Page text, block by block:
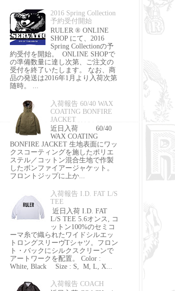
2016 Spring Collection
予約受付開始
RULER ® ONLINE
SHOP にて、2016
Spring Collectionの予
約受付を開始。 ONLINE SHOPで
の準備数量に達し次第、ご注文の
受付を終了いたします。 なお、商
品の発送は2016年1月より入荷次第
随時。 ...
入荷報告 60/40 WAX
COATING BONFIRE
JACKET
近日入荷 60/40
WAX COATING
BONFIRE JACKET 生地表面にワッ
クスコーティングを施したポリエ
ステル／コットン混合生地で作製
したボンファイアージャケット。
フロントジップに上か...
入荷報告 I.D. FAT L/S
TEE
近日入荷 I.D. FAT
L/S TEE 5.6オンス, コ
ットン100%のセミコ
ーマ糸で織られたワイドシルエッ
トロングスリーヴTシャツ。フロン
ト・バックにシルクスクリーンで
アートワークを配置。 Color :
White, Black Size : S, M, L, X...
入荷報告 COACH